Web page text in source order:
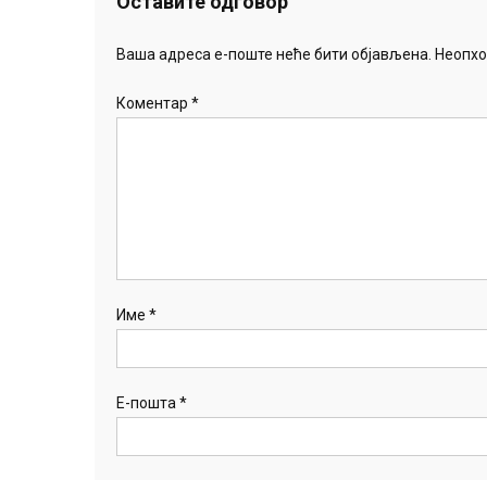
Ваша адреса е-поште неће бити објављена.
Коментар *
Име *
Е-пошта*